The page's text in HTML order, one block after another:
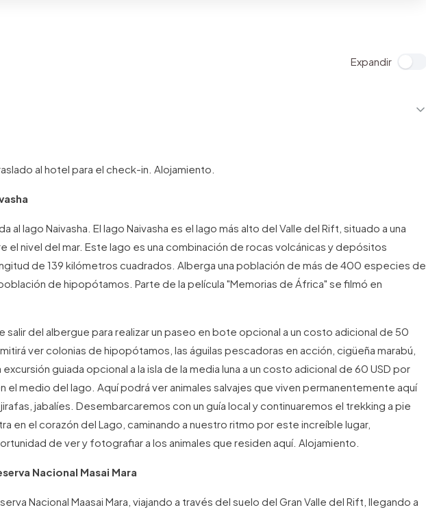
al hotel para el check-in. Alojamiento.
al lago Naivasha. El lago Naivasha es el lago más alto del Valle del Rift, situado a una
el nivel del mar. Este lago es una combinación de rocas volcánicas y depósitos
de 139 kilómetros cuadrados. Alberga una población de más de 400 especies de
de hipopótamos. Parte de la película "Memorias de África" se filmó en
salir del albergue para realizar un paseo en bote opcional a un costo adicional de 50
ver colonias de hipopótamos, las águilas pescadoras en acción, cigüeña marabú,
guiada opcional a la isla de la media luna a un costo adicional de 60 USD por
el medio del lago. Aquí podrá ver animales salvajes que viven permanentemente aquí
jabalíes. Desembarcaremos con un guía local y continuaremos el trekking a pie
en el corazón del Lago, caminando a nuestro ritmo por este increíble lugar,
de ver y fotografiar a los animales que residen aquí. Alojamiento.
Nacional Masai Mara
Nacional Maasai Mara, viajando a través del suelo del Gran Valle del Rift, llegando a